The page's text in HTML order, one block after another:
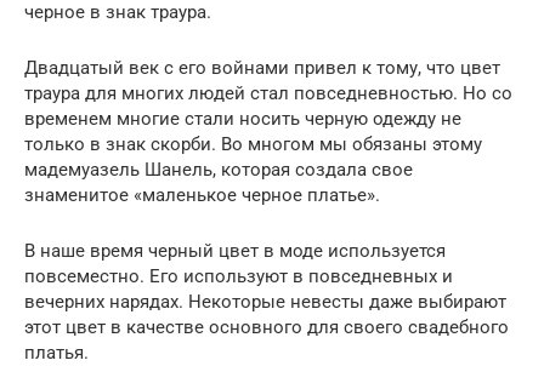
черное в знак траура.
Двадцатый век с его войнами привел к тому, что цвет
траура для многих людей стал повседневностью. Но со
временем многие стали носить черную одежду не
только в знак скорби. Во многом мы обязаны этому
мадемуазель Шанель, которая создала свое
знаменитое «маленькое черное платье».
В наше время черный цвет в моде используется
повсеместно. Его используют в повседневных и
вечерних нарядах. Некоторые невесты даже выбирают
этот цвет в качестве основного для своего свадебного
платья.